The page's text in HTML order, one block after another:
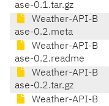
ase-0.1.tar.gz
Weather-API-B
ase-0.2.meta
Weather-API-B
ase-0.2.readme
Weather-API-B
ase-0.2.tar.gz
Weather-API-B